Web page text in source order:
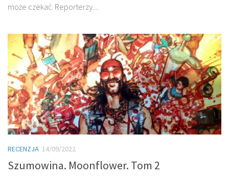
może czekać. Reporterzy....
RECENZJA 14/09/2022
Szumowina. Moonflower. Tom 2